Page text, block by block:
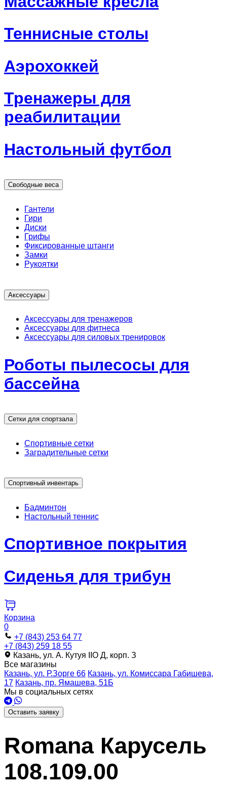
Теннисные столы
Аэрохоккей
Тренажеры для
реабилитации
Настольный футбол
Свободные веса
Гантели
Гири
Диски
Грифы
Фиксированные штанги
Замки
Рукоятки
Аксессуары
Аксессуары для тренажеров
Аксессуары для фитнеса
Аксессуары для силовых тренировок
Роботы пылесосы для
бассейна
Сетки для спортзала
Спортивные сетки
Заградительные сетки
Спортивный инвентарь
Бадминтон
Настольный теннис
Спортивное покрытия
Сиденья для трибун
Корзина
0
+7 (843) 253 64 77
+7 (843) 259 18 55
Казань, ул. А. Кутуя IIO Д, корп. З
Все магазины
Казань, ул. Р.Зорге 66 Казань, ул. Комиссара Габишева,
17 Казань, пр. Ямашева, 51Б
Мы в социальных сетях
Оставить заявку
Romana Карусель
108.109.00